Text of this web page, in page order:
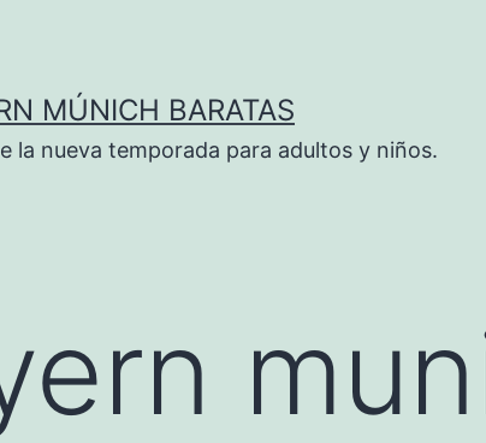
MÚNICH BARATAS
la nueva temporada para adultos y niños.